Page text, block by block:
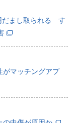
だまし取られる す
マッチングアプ